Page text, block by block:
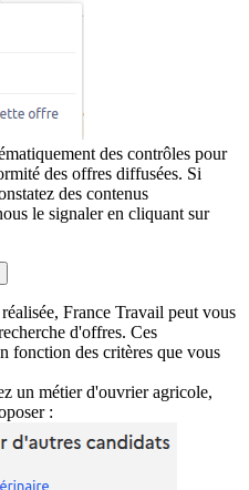
des contrôles pour
des offres diffusées. Si
des contenus
le signaler en cliquant sur
France Travail peut vous
d'offres. Ces
fonction des critères que vous
un métier d'ouvrier agricole,
: